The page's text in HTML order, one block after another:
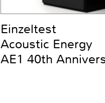
Einzeltest
Acoustic Energy
AE1 40th